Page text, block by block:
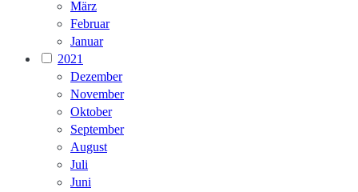
März
Februar
Januar
2021
Dezember
November
Oktober
September
August
Juli
Juni